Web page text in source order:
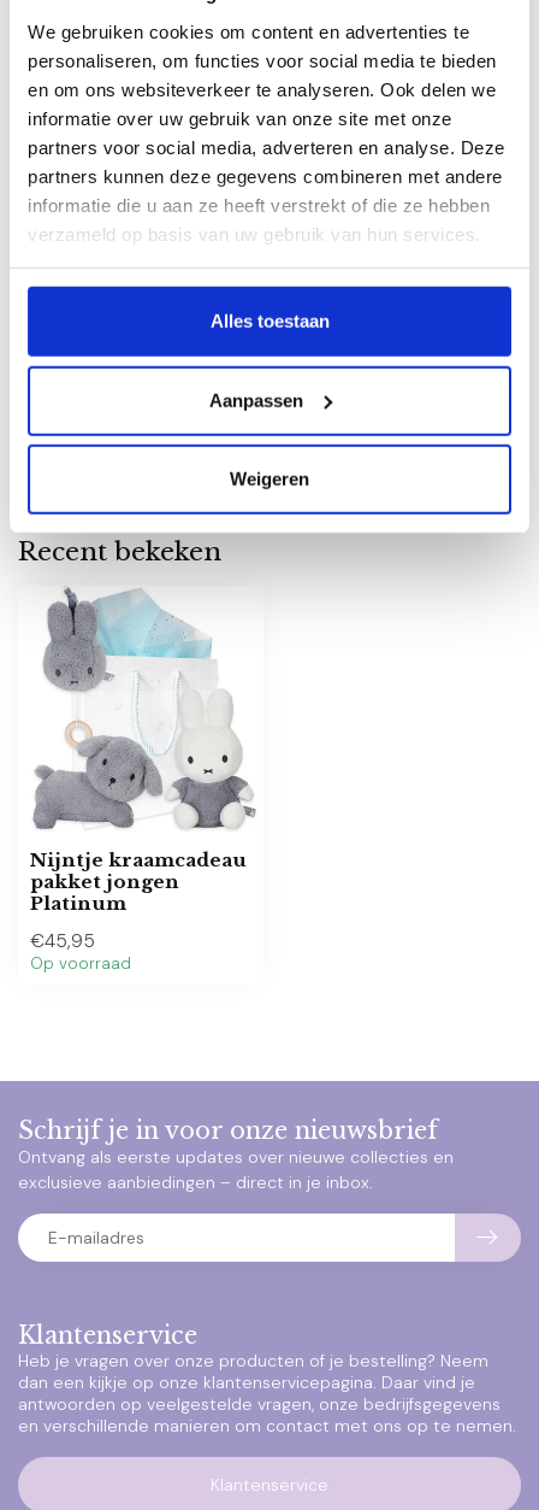
We gebruiken cookies om content en advertenties te
personaliseren, om functies voor social media te bieden
en om ons websiteverkeer te analyseren. Ook delen we
informatie over uw gebruik van onze site met onze
partners voor social media, adverteren en analyse. Deze
partners kunnen deze gegevens combineren met andere
informatie die u aan ze heeft verstrekt of die ze hebben
verzameld op basis van uw gebruik van hun services.
Alles toestaan
Aanpassen
Weigeren
Little Dutch kraamcadeau
pakket Forest Friends jongen
Platinum
Op voorraad
€52,95
Nijntje kraamcadeau pakket
uni Nijntje & Boris €27,50
Personaliseer je cadeau met een
persoonlijk bericht
Maak je cadeau nog specialer! Vul hierboven
dat deze bij het pakket toegevoegd wordt.
Recent bekeken
Nijntje kraamcadeau
pakket jongen
Platinum
€45,95
Op voorraad
Klantenservice
Heb je vragen over onze producten of je bestelling? Neem
dan een kijkje op onze klantenservicepagina. Daar vind je
antwoorden op veelgestelde vragen, onze bedrijfsgegevens
en verschillende manieren om contact met ons op te nemen.
Klantenservice
Schrijf je in voor onze nieuwsbrief
Ontvang als eerste updates over nieuwe collecties en
exclusieve aanbiedingen – direct in je inbox.